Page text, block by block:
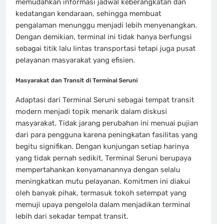
memudahkan informasi jadwal keberangkatan dan
kedatangan kendaraan, sehingga membuat
pengalaman menunggu menjadi lebih menyenangkan.
Dengan demikian, terminal ini tidak hanya berfungsi
sebagai titik lalu lintas transportasi tetapi juga pusat
pelayanan masyarakat yang efisien.
Masyarakat dan Transit di Terminal Seruni
Adaptasi dari Terminal Seruni sebagai tempat transit
modern menjadi topik menarik dalam diskusi
masyarakat. Tidak jarang perubahan ini menuai pujian
dari para pengguna karena peningkatan fasilitas yang
begitu signifikan. Dengan kunjungan setiap harinya
yang tidak pernah sedikit, Terminal Seruni berupaya
mempertahankan kenyamanannya dengan selalu
meningkatkan mutu pelayanan. Komitmen ini diakui
oleh banyak pihak, termasuk tokoh setempat yang
memuji upaya pengelola dalam menjadikan terminal
lebih dari sekadar tempat transit.